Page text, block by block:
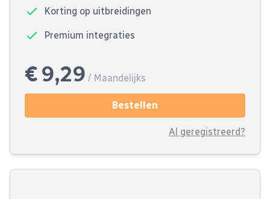
Korting op uitbreidingen
Premium integraties
€ 9,29 / Maandelijks
Bestellen
Al geregistreerd?